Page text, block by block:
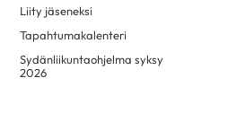
Liity jäseneksi
Tapahtumakalenteri
Sydänliikuntaohjelma syksy
2026